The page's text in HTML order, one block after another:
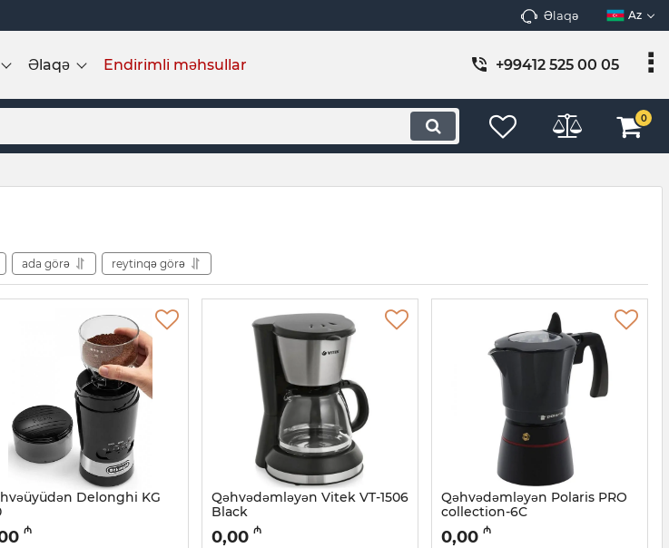
Əlaqə Az
Əlaqə Endirimli məhsullar +99412 525 00 05
0
ada görə reytinqə görə
Delonghi KG
005038491
₼
Qəhvədəmləyən Vitek VT-1506
Black
Artikul: 005038490
0,00 ₼
Qəhvədəmləyən Polaris PRO
collection-6C
Artikul: 005038489
0,00 ₼